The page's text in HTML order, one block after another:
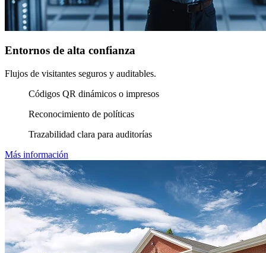
Entornos de alta confianza
Flujos de visitantes seguros y auditables.
Códigos QR dinámicos o impresos
Reconocimiento de políticas
Trazabilidad clara para auditorías
Más información